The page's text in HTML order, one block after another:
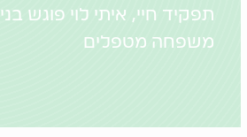
תפקיד חיי, איתי לוי פוגש בני
משפחה מטפלים